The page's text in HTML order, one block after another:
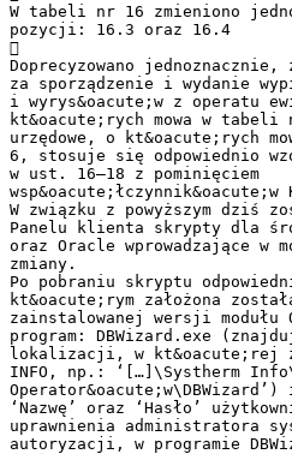
W tabeli nr 16 zmieniono
pozycji: 16.3 oraz 16.4

Doprecyzowano
za sporządzenie i wydanie
i wyrys&oacute;w z operatu
kt&oacute;rych mowa w
urzędowe, o kt&oacute;rych
6, stosuje się odpowiednio
w ust. 16–18 z pominięciem
wsp&oacute;łczynnik&oacute;w
W związku z powyższym dziś
Panelu klienta skrypty dla
oraz Oracle wprowadzające w
zmiany.
Po pobraniu skryptu
kt&oacute;rym założona
zainstalowanej wersji modułu
program: DBWizard.exe
lokalizacji, w kt&oacute;rej
INFO, np.: ‘[…]\Systherm
‘Nazwę’ oraz ‘Hasło’
uprawnienia administratora
autoryzacji, w programie